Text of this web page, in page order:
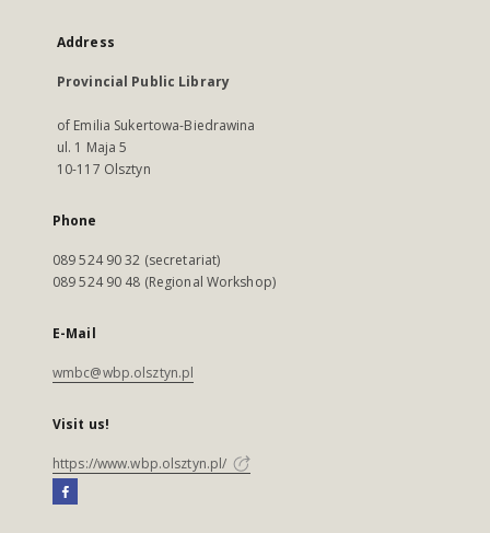
Address
Provincial Public Library
of Emilia Sukertowa-Biedrawina
ul. 1 Maja 5
10-117 Olsztyn
Phone
089 524 90 32 (secretariat)
089 524 90 48 (Regional Workshop)
E-Mail
wmbc@wbp.olsztyn.pl
Visit us!
https://www.wbp.olsztyn.pl/